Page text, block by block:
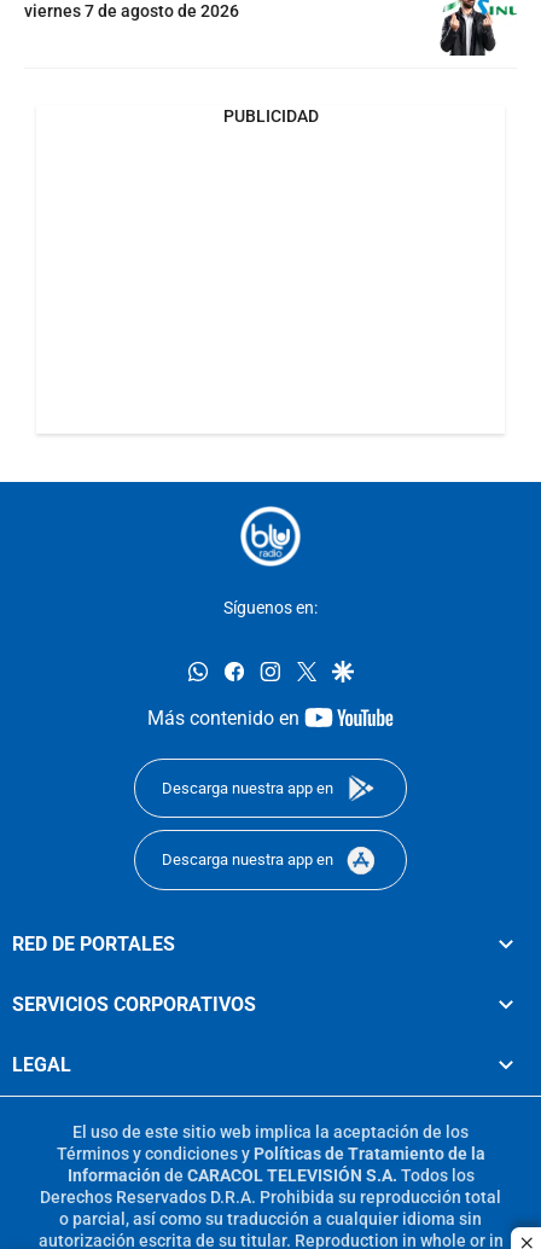
viernes 7 de agosto de 2026
PUBLICIDAD
Síguenos en:
whatsappfacebookinstagram
twittergoogle
Más contenido en
youtube-
Descarga nuestra app en
Descarga nuestra app en
RED DE PORTALES
SERVICIOS CORPORATIVOS
LEGAL
El uso de este sitio web implica la aceptación de los
Términos y condicionesy Políticas de Tratamiento de la
Información de CARACOL TELEVISIÓN S.A. Todos los
Derechos Reservados D.R.A. Prohibida su reproducción total
o parcial, así como su traducción a cualquier idioma sin
autorización escrita de su titular. Reproduction in whole or in